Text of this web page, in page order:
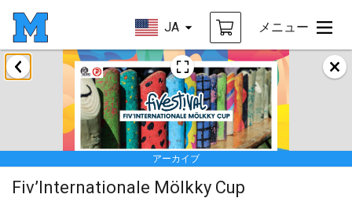
JA メニュー
アーカイブ
Fiv’Internationale Mölkky Cup
2018年1月
Open des rois de Mölkky
2018年1月21日 |フランス
Individuel du Garo
2018年1月21日|フランス